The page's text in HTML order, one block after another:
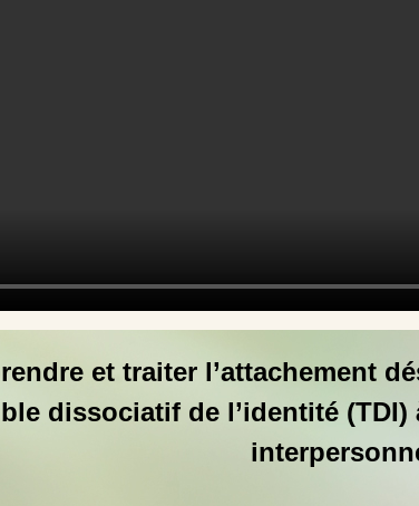
et traiter l’attachement
dissociatif de l’identité